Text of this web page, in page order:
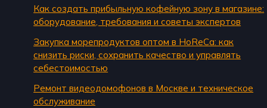
Как создать прибыльную кофейную зону в магазине:
оборудование, требования и советы экспертов
Закупка морепродуктов оптом в HoReCa: как
снизить риски, сохранить качество и управлять
себестоимостью
Ремонт видеодомофонов в Москве и техническое
обслуживание